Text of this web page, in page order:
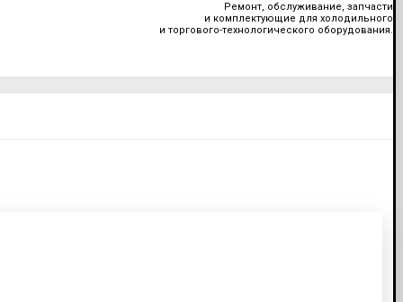
Ремонт, обслуживание, запчасти
и комплектующие для холодильного
и торгового-технологического оборудования.